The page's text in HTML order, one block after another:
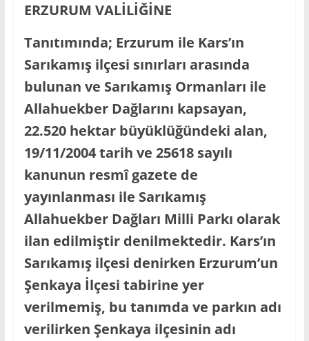
ERZURUM VALİLİĞİNE
Tanıtımında; Erzurum ile Kars’ın
Sarıkamış ilçesi sınırları arasında
bulunan ve Sarıkamış Ormanları ile
Allahuekber Dağlarını kapsayan,
22.520 hektar büyüklüğündeki alan,
19/11/2004 tarih ve 25618 sayılı
kanunun resmî gazete de
yayınlanması ile Sarıkamış
Allahuekber Dağları Milli Parkı olarak
ilan edilmiştir denilmektedir. Kars’ın
Sarıkamış ilçesi denirken Erzurum’un
Şenkaya İlçesi tabirine yer
verilmemiş, bu tanımda ve parkın adı
verilirken Şenkaya ilçesinin adı